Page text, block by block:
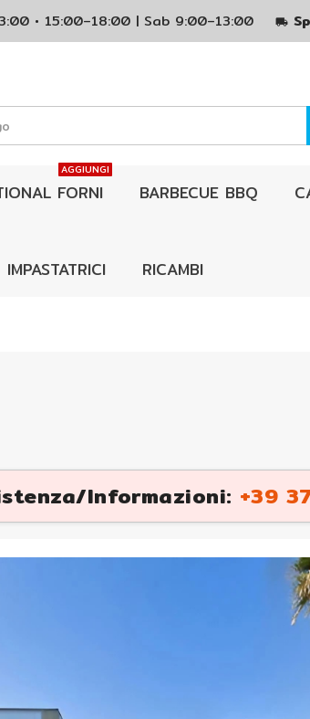
• 15:00–18:00 | Sab 9:00–13:00 local_shipping
FORNI
AGGIUNGI
BARBECUE BBQ
IMPASTATRICI RICAMBI
Informazioni: +39